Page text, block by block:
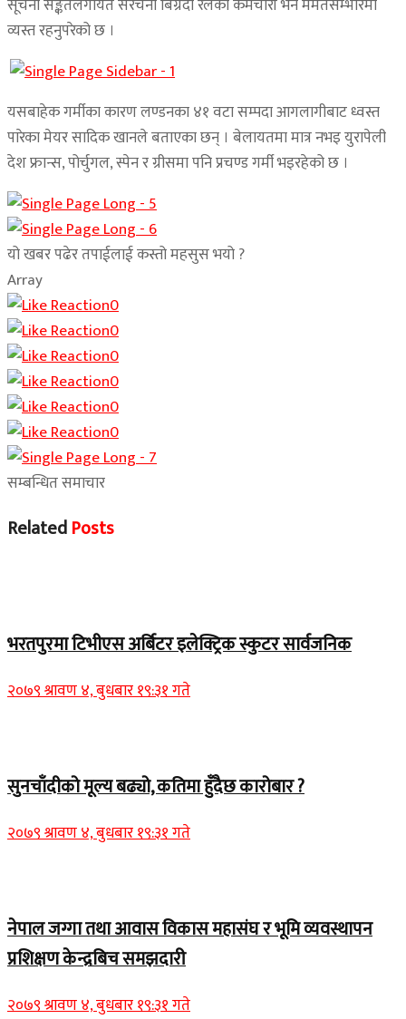
सूचना सङ्केतलगायत संरचना बिग्रँदा रेलका कर्मचारी भने मर्मतसम्भारमा
व्यस्त रहनुपरेको छ ।
यसबाहेक गर्मीका कारण लण्डनका ४१ वटा सम्पदा आगलागीबाट ध्वस्त
पारेका मेयर सादिक खानले बताएका छन् । बेलायतमा मात्र नभइ युरापेली
देश फ्रान्स, पोर्चुगल, स्पेन र ग्रीसमा पनि प्रचण्ड गर्मी भइरहेको छ ।
यो खबर पढेर तपाईलाई कस्तो महसुस भयो ?
Array
0
0
0
0
0
0
सम्बन्धित समाचार
RelatedPosts
भरतपुरमा टिभीएस अर्बिटर इलेक्ट्रिक स्कुटर सार्वजनिक
२०७९ श्रावण ४, बुधबार १९:३१ गते
सुनचाँदीको मूल्य बढ्यो, कतिमा हुँदैछ कारोबार ?
२०७९ श्रावण ४, बुधबार १९:३१ गते
नेपाल जग्गा तथा आवास विकास महासंघ र भूमि व्यवस्थापन
प्रशिक्षण केन्द्रबिच समझदारी
२०७९ श्रावण ४, बुधबार १९:३१ गते